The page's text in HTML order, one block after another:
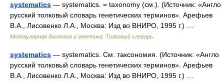
systematics — systematics. = taxonomy (см.). (Источник: «Англо
русский толковый словарь генетических терминов». Арефьев
В.А., Лисовенко Л.А., Москва: Изд во ВНИРО, 1995 г.) …
Молекулярная биология и генетика. Толковый словарь.
systematics — systematics. См. таксономия. (Источник: «Англо
русский толковый словарь генетических терминов». Арефьев
В.А., Лисовенко Л.А., Москва: Изд во ВНИРО, 1995 г.) …